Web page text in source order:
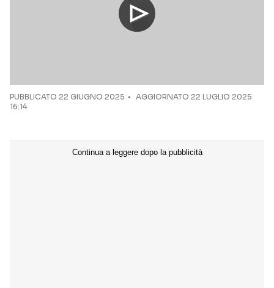
RUBRICHE
PUBBLICATO 22 GIUGNO 2025
AGGIORNATO 22 LUGLIO 2025
16:14